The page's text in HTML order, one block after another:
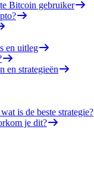
Bitcoin gebruiker
en uitleg
en strategieën
is de beste strategie?
je dit?